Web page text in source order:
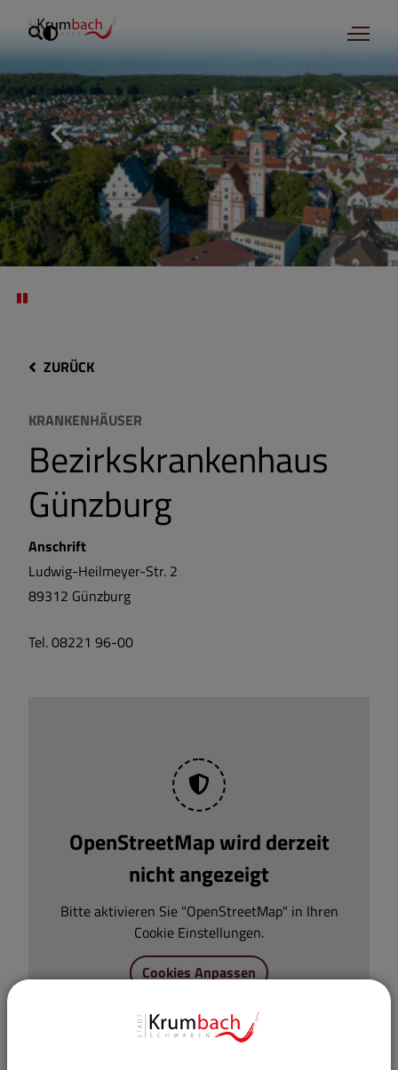
ZURÜCK
KRANKENHÄUSER
Bezirkskrankenhaus
Günzburg
Tel. 08221 96-00
Anschrift
Ludwig-Heilmeyer-Str. 2
89312 Günzburg
OpenStreetMap wird derzeit
nicht angezeigt
Bitte aktivieren Sie "OpenStreetMap" in Ihren
Cookie Einstellungen.
Cookies Anpassen